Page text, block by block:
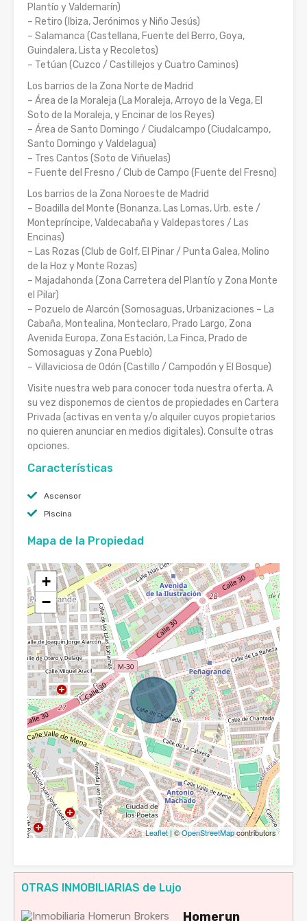
Plantío y Valdemarín)
– Retiro (Ibiza, Jerónimos y Niño Jesús)
– Salamanca (Castellana, Fuente del Berro, Goya,
Guindalera, Lista y Recoletos)
– Tetúan (Cuzco / Castillejos y Cuatro Caminos)
Los barrios de la Zona Norte de Madrid
– Área de la Moraleja (La Moraleja, Arroyo de la Vega, El
Soto de la Moraleja, y Encinar de los Reyes)
– Área de Santo Domingo / Ciudalcampo (Ciudalcampo,
Santo Domingo y Valdelagua)
– Tres Cantos (Soto de Viñuelas)
– Fuente del Fresno / Club de Campo (Fuente del Fresno)
Los barrios de la Zona Noroeste de Madrid
– Boadilla del Monte (Bonanza, Las Lomas, Urb. este /
Montepríncipe, Valdecabaña y Valdepastores / Las
Encinas)
– Las Rozas (Club de Golf, El Pinar / Punta Galea, Molino
de la Hoz y Monte Rozas)
– Majadahonda (Zona Carretera del Plantío y Zona Monte
el Pilar)
– Pozuelo de Alarcón (Somosaguas, Urbanizaciones – La
Cabaña, Montealina, Monteclaro, Prado Largo, Zona
Avenida Europa, Zona Estación, La Finca, Prado de
Somosaguas y Zona Pueblo)
– Villaviciosa de Odón (Castillo / Campodón y El Bosque)
Visite nuestra web para conocer toda nuestra oferta. A
su vez disponemos de cientos de propiedades en Cartera
Privada (activas en venta y/o alquiler cuyos propietarios
no quieren anunciar en medios digitales). Consulte otras
opciones.
Características
Ascensor
Piscina
Mapa de la Propiedad
+
−
Leaflet| ©OpenStreetMapcontributors
OTRAS INMOBILIARIAS de Lujo
Homerun